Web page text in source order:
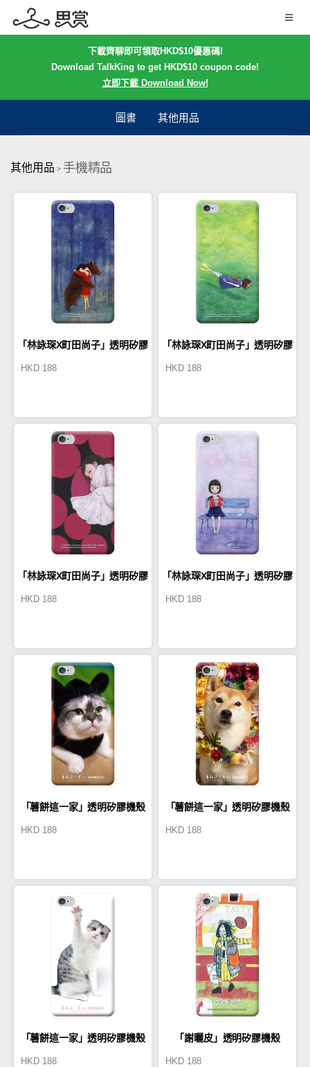
下載齊聊即可領取HKD$10優惠碼!
Download TalkKing to get HKD$10 coupon code!
立即下載 Download Now!
圖書 其他用品
其他用品 > 手機精品
「林詠琛X町田尚子」透明矽膠
HKD 188
「林詠琛X町田尚子」透明矽膠
HKD 188
「林詠琛X町田尚子」透明矽膠
HKD 188
「林詠琛X町田尚子」透明矽膠
HKD 188
「薯餅這一家」透明矽膠機殼
HKD 188
「薯餅這一家」透明矽膠機殼
HKD 188
「薯餅這一家」透明矽膠機殼
HKD 188
「謝曬皮」透明矽膠機殼
HKD 188